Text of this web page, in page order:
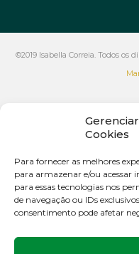
Cookies
Para fornecer as melhores
para armazenar e/ou acessar
para essas tecnologias nos
de navegação ou IDs
consentimento pode afetar
©2019 Isabella Correia. Todos os